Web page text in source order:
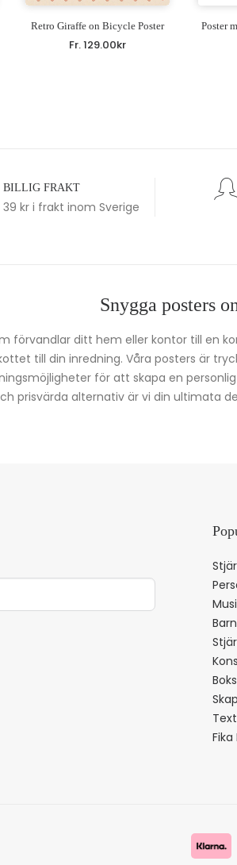
Retro Giraffe on Bicycle Poster
Fr.129.00kr
Poster
BILLIG FRAKT
39 kr i frakt inom Sverige
Snygga posters
ditt hem eller kontor till en
till din inredning. Våra posters är
för att skapa en
prisvärda alternativ är vi din